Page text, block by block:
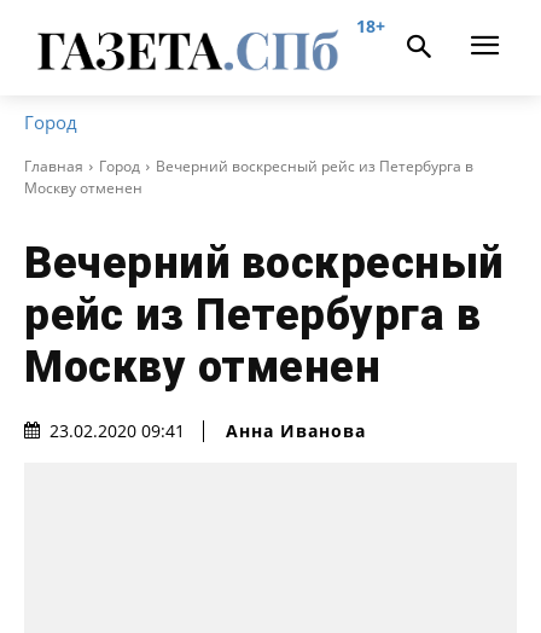
18+
Город
Главная Город
Вечерний воскресный рейс из Петербурга в
Москву отменен
Вечерний воскресный
рейс из Петербурга в
Москву отменен
23.02.2020 09:41 Анна Иванова